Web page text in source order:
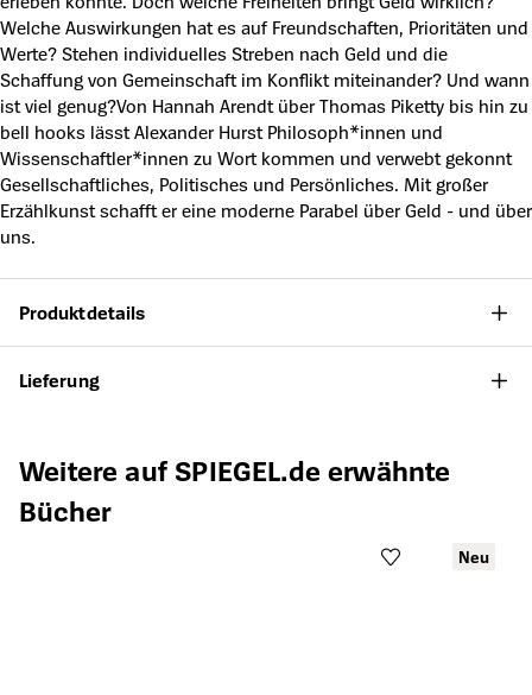
Welche Auswirkungen hat es auf Freundschaften, Prioritäten und
Werte? Stehen individuelles Streben nach Geld und die
Schaffung von Gemeinschaft im Konflikt miteinander? Und wann
ist viel genug?Von Hannah Arendt über Thomas Piketty bis hin zu
bell hooks lässt Alexander Hurst Philosoph*innen und
Wissenschaftler*innen zu Wort kommen und verwebt gekonnt
Gesellschaftliches, Politisches und Persönliches. Mit großer
Erzählkunst schafft er eine moderne Parabel über Geld - und über
uns.
Produktdetails
Lieferung
Produktgalerie überspringen
Weitere auf SPIEGEL.de erwähnte
Bücher
Neu